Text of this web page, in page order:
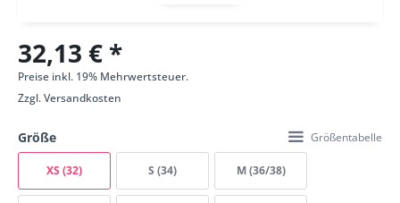
32,13 € *
Preise inkl. 19% Mehrwertsteuer.
Zzgl.Versandkosten
Größe Größentabelle
XS (32) S (34) M (36/38)